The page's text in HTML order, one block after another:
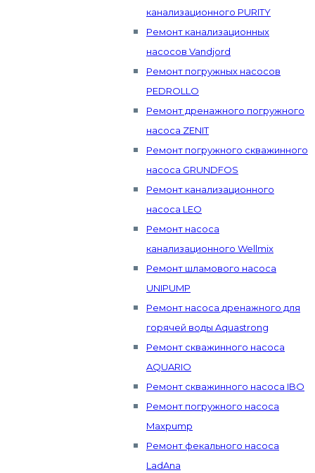
канализационного PURITY
Ремонт канализационных
насосов Vandjord
Ремонт погружных насосов
PEDROLLO
Ремонт дренажного погружного
насоса ZENIT
Ремонт погружного скважинного
насоса GRUNDFOS
Ремонт канализационного
насоса LEO
Ремонт насоса
канализационного Wellmix
Ремонт шламового насоса
UNIPUMP
Ремонт насоса дренажного для
горячей воды Aquastrong
Ремонт скважинного насоса
AQUARIO
Ремонт скважинного насоса IBO
Ремонт погружного насоса
Maxpump
Ремонт фекального насоса
LadAna